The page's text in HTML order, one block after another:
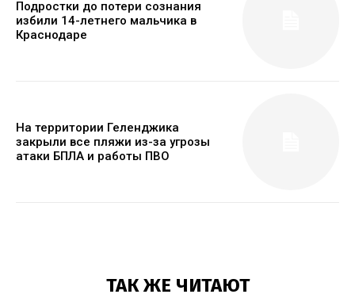
Подростки до потери сознания
избили 14-летнего мальчика в
Краснодаре
На территории Геленджика
закрыли все пляжи из-за угрозы
атаки БПЛА и работы ПВО
ТАК ЖЕ ЧИТАЮТ